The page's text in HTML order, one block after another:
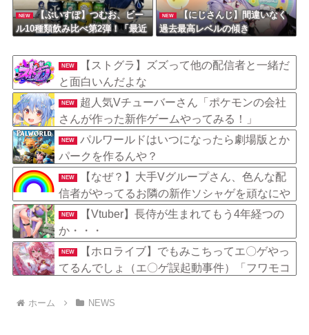
NEW
【ぶいすぽ】つむお、ビー
ル10種類飲み比べ第2弾！「最近
くらい好き」
NEW
【にじさんじ】間違いなく
過去最高レベルの傾き
NEW
【ストグラ】ズズって他の配信者と一緒だ
と面白いんだよな
NEW
超人気Vチューバーさん「ポケモンの会社
さんが作った新作ゲームやってみる！」
NEW
パルワールドはいつになったら劇場版とか
パークを作るんや？
NEW
【なぜ？】大手Vグループさん、色んな配
信者がやってるお隣の新作ソシャゲを頑なにや
らない……
NEW
【Vtuber】長侍が生まれてもう4年経つの
か・・・
NEW
【ホロライブ】でもみこちってエ〇ゲやっ
てるんでしょ（エ〇ゲ誤起動事件）「フワモコ
う」
ホーム NEWS